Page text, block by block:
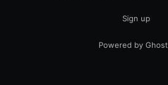
Sign up
Powered by Ghost